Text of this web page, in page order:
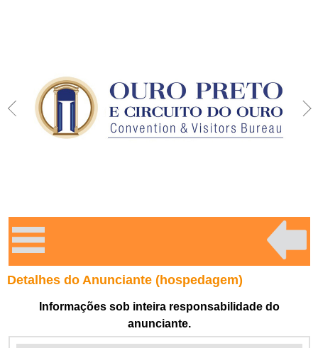
Detalhes do Anunciante (hospedagem)
Informações sob inteira responsabilidade do
anunciante.